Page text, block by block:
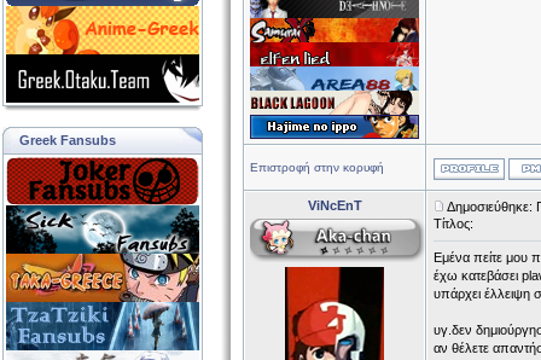
Greek Fansubs
Επιστροφή στην κορυφή
ViNcEnT
Τίτλος:
Εμένα πείτε μου
έχω κατεβάσει
υπάρχει έλλειψη
υγ.δεν
αν θέλετε